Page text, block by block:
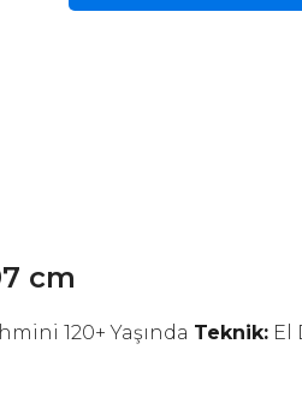
cm
120+ Yaşında Teknik: El